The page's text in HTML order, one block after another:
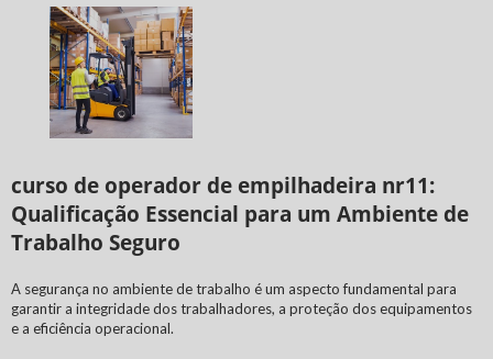
curso de operador de empilhadeira nr11:
Qualificação Essencial para um Ambiente de
Trabalho Seguro
A segurança no ambiente de trabalho é um aspecto fundamental para
garantir a integridade dos trabalhadores, a proteção dos equipamentos
e a eficiência operacional.